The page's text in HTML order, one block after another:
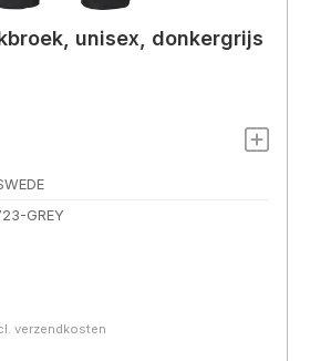
unisex, donkergrijs
GREY
verzendkosten